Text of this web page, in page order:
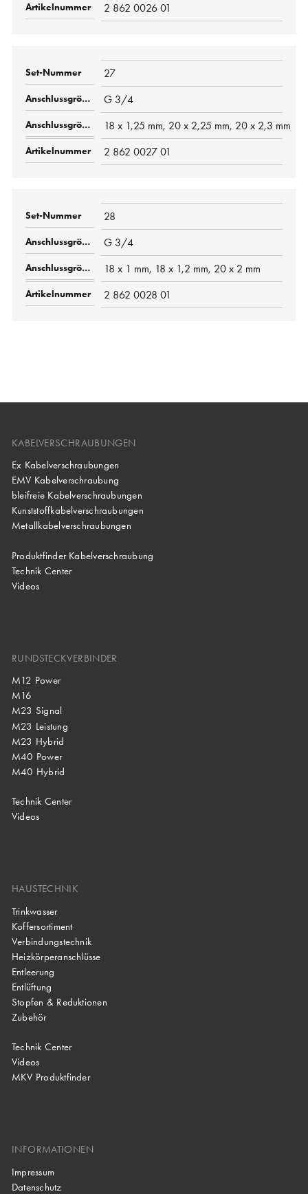
2 862 0026 01
27
G 3/4
18 x 1,25 mm, 20 x 2,25 mm, 20 x 2,3 mm
2 862 0027 01
28
G 3/4
18 x 1 mm, 18 x 1,2 mm, 20 x 2 mm
2 862 0028 01
KABELVERSCHRAUBUNGEN
Ex Kabelverschraubungen
EMV Kabelverschraubung
bleifreie Kabelverschraubungen
Kunststoffkabelverschraubungen
Metallkabelverschraubungen
Produktfinder Kabelverschraubung
Technik Center
Videos
RUNDSTECKVERBINDER
M12 Power
M16
M23 Signal
M23 Leistung
M23 Hybrid
M40 Power
M40 Hybrid
Technik Center
Videos
HAUSTECHNIK
Trinkwasser
Koffersortiment
Verbindungstechnik
Heizkörperanschlüsse
Entleerung
Entlüftung
Stopfen & Reduktionen
Zubehör
Technik Center
Videos
MKV Produktfinder
INFORMATIONEN
Impressum
Datenschutz